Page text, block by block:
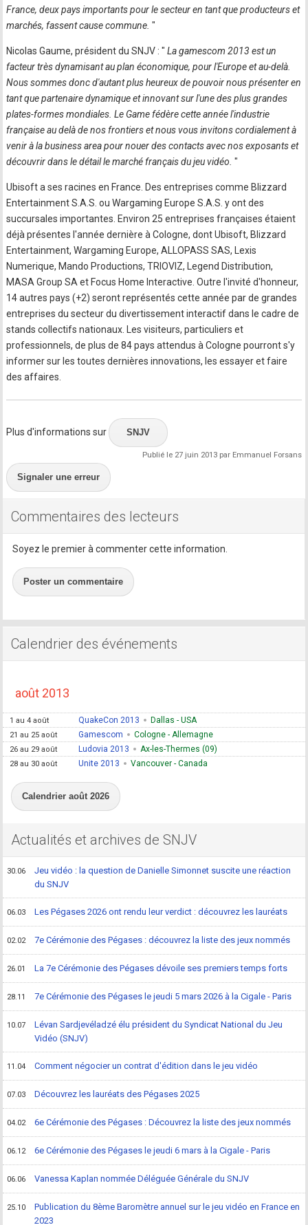
France, deux pays importants pour le secteur en tant que producteurs et
marchés, fassent cause commune."
Nicolas Gaume, président du SNJV : " La gamescom 2013 est un
facteur très dynamisant au plan économique, pour l'Europe et au-delà.
Nous sommes donc d'autant plus heureux de pouvoir nous présenter en
tant que partenaire dynamique et innovant sur l'une des plus grandes
plates-formes mondiales. Le Game fédère cette année l'industrie
française au delà de nos frontiers et nous vous invitons cordialement à
venir à la business area pour nouer des contacts avec nos exposants et
découvrir dans le détail le marché français du jeu vidéo."
Ubisoft a ses racines en France. Des entreprises comme Blizzard
Entertainment S.A.S. ou Wargaming Europe S.A.S. y ont des
succursales importantes. Environ 25 entreprises françaises étaient
déjà présentes l'année dernière à Cologne, dont Ubisoft, Blizzard
Entertainment, Wargaming Europe, ALLOPASS SAS, Lexis
Numerique, Mando Productions, TRIOVIZ, Legend Distribution,
MASA Group SA et Focus Home Interactive. Outre l'invité d'honneur,
14 autres pays (+2) seront représentés cette année par de grandes
entreprises du secteur du divertissement interactif dans le cadre de
stands collectifs nationaux. Les visiteurs, particuliers et
professionnels, de plus de 84 pays attendus à Cologne pourront s'y
informer sur les toutes dernières innovations, les essayer et faire
des affaires.
Plus d'informations sur SNJV
Publié le 27 juin 2013 par Emmanuel Forsans
Signaler une erreur
Commentaires des lecteurs
Soyez le premier à commenter cette information.
Poster un commentaire
Calendrier des événements
août 2013
1 au 4 août QuakeCon 2013 Dallas - USA
21 au 25 août Gamescom Cologne - Allemagne
26 au 29 août Ludovia 2013 Ax-les-Thermes (09)
28 au 30 août Unite 2013 Vancouver - Canada
Calendrier août 2026
Actualités et archives de SNJV
30.06
Jeu vidéo : la question de Danielle Simonnet suscite une réaction
du SNJV
06.03 Les Pégases 2026 ont rendu leur verdict : découvrez les lauréats
02.02 7e Cérémonie des Pégases : découvrez la liste des jeux nommés
26.01 La 7e Cérémonie des Pégases dévoile ses premiers temps forts
28.11 7e Cérémonie des Pégases le jeudi 5 mars 2026 à la Cigale - Paris
10.07
Lévan Sardjevéladzé élu président du Syndicat National du Jeu
Vidéo (SNJV)
11.04 Comment négocier un contrat d'édition dans le jeu vidéo
07.03 Découvrez les lauréats des Pégases 2025
04.02 6e Cérémonie des Pégases : Découvrez la liste des jeux nommés
06.12 6e Cérémonie des Pégases le jeudi 6 mars à la Cigale - Paris
06.06 Vanessa Kaplan nommée Déléguée Générale du SNJV
25.10
Publication du 8ème Baromètre annuel sur le jeu vidéo en France en
2023